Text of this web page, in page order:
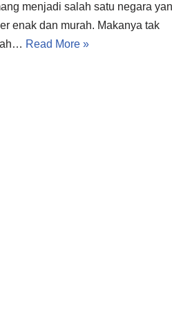
menjadi salah satu negara
enak dan murah. Makanya tak
Read More »